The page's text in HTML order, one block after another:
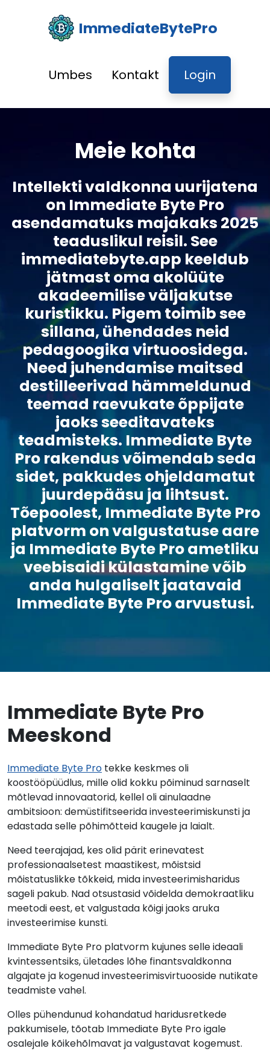
ImmediateBytePro
Umbes Kontakt Login
Meie kohta
Intellekti valdkonna uurijatena
on Immediate Byte Pro
asendamatuks majakaks 2025
teaduslikul reisil. See
immediatebyte.app keeldub
jätmast oma akolüüte
akadeemilise väljakutse
kuristikku. Pigem toimib see
sillana, ühendades neid
pedagoogika virtuoosidega.
Need juhendamise maitsed
destilleerivad hämmeldunud
teemad raevukate õppijate
jaoks seeditavateks
teadmisteks. Immediate Byte
Pro rakendus võimendab seda
sidet, pakkudes ohjeldamatut
juurdepääsu ja lihtsust.
Tõepoolest, Immediate Byte Pro
platvorm on valgustatuse aare
ja Immediate Byte Pro ametliku
veebisaidi külastamine võib
anda hulgaliselt jaatavaid
Immediate Byte Pro arvustusi.
Immediate Byte Pro
Meeskond
Immediate Byte Pro tekke keskmes oli
koostööpüüdlus, mille olid kokku põiminud sarnaselt
mõtlevad innovaatorid, kellel oli ainulaadne
ambitsioon: demüstifitseerida investeerimiskunsti ja
edastada selle põhimõtteid kaugele ja laialt.
Need teerajajad, kes olid pärit erinevatest
professionaalsetest maastikest, mõistsid
mõistatuslikke tõkkeid, mida investeerimisharidus
sageli pakub. Nad otsustasid võidelda demokraatliku
meetodi eest, et valgustada kõigi jaoks aruka
investeerimise kunsti.
Immediate Byte Pro platvorm kujunes selle ideaali
kvintessentsiks, ületades lõhe finantsvaldkonna
algajate ja kogenud investeerimisvirtuooside nutikate
teadmiste vahel.
Olles pühendunud kohandatud haridusretkede
pakkumisele, tõotab Immediate Byte Pro igale
osalejale kõikehõlmavat ja valgustavat kogemust.